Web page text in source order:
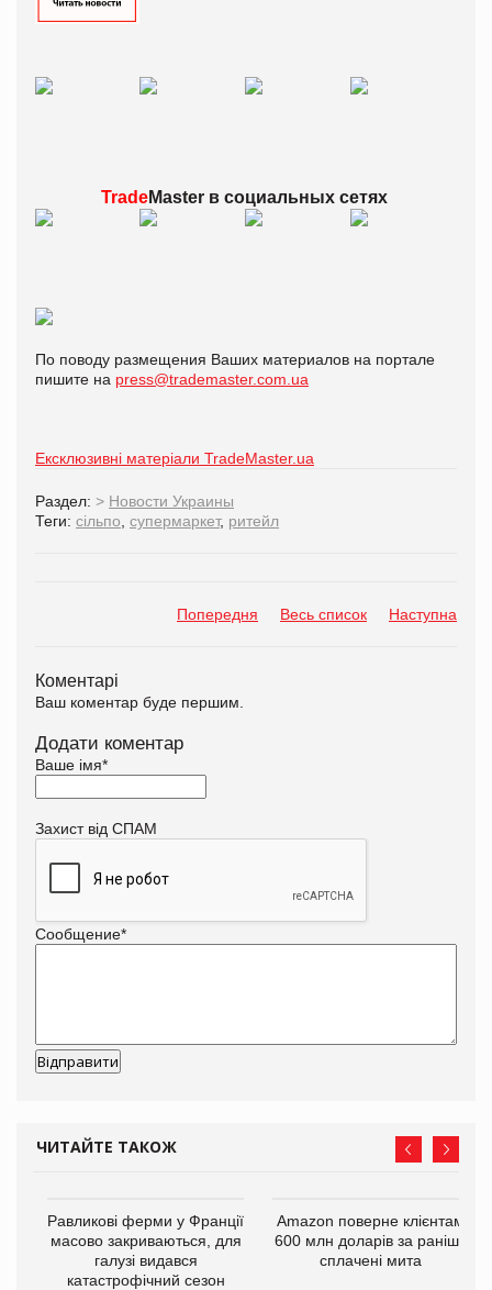
TradeMaster всоциальных сетях
По поводу размещения Ваших материалов на портале
пишите на press@trademaster.com.ua
Ексклюзивні матеріали TradeMaster.ua
Раздел: > Новости Украины
Теги: сільпо супермаркет, ритейл
Попередня Весь список Наступна
Коментарі
Ваш коментар буде першим.
Додати коментар
Ваше імя*
Захист від СПАМ
Сообщение*
ЧИТАЙТЕ ТАКОЖ
Равликові ферми у Франції
масово закриваються, для
галузі видався
катастрофічний сезон
Amazon поверне клієнтам
600 млн доларів за раніше
сплачені мита